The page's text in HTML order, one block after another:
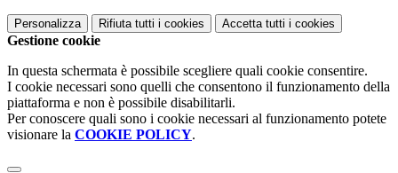
Personalizza Rifiuta tutti i cookies Accetta tutti i cookies
Gestione cookie
In questa schermata è possibile scegliere quali cookie consentire.
I cookie necessari sono quelli che consentono il funzionamento della
piattaforma e non è possibile disabilitarli.
Per conoscere quali sono i cookie necessari al funzionamento potete
visionare la COOKIE POLICY.